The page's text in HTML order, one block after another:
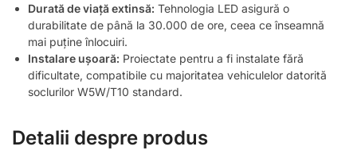
Durată de viață extinsă: Tehnologia LED asigură o
durabilitate de până la 30.000 de ore, ceea ce înseamnă
mai puține înlocuiri.
Instalare ușoară: Proiectate pentru a fi instalate fără
dificultate, compatibile cu majoritatea vehiculelor datorită
soclurilor W5W/T10 standard.
Detalii despre produs